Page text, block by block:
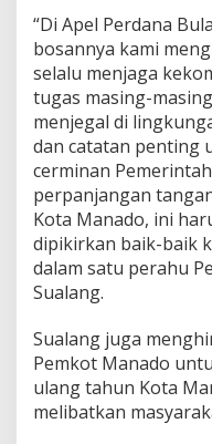
j
a
k
A
S
N
S
e
l
a
l
u
K
p
a
k
“Di Apel Perdana
bosannya kami
selalu menjaga
tugas masing-
menjegal di
dan catatan penting
cerminan
perpanjangan
Kota Manado, ini
dipikirkan baik-baik
dalam satu perahu
Sualang.
Sualang juga
Pemkot Manado
ulang tahun Kota
melibatkan